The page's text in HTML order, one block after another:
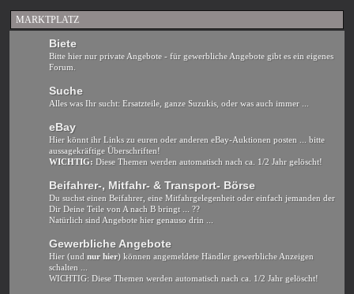
MARKTPLATZ
Biete
Bitte hier nur private Angebote - für gewerbliche Angebote gibt es ein eigenes
Forum.
Suche
Alles was Ihr sucht: Ersatzteile, ganze Suzukis, oder was auch immer ...
eBay
Hier könnt ihr Links zu euren oder anderen eBay-Auktionen posten ... bitte
aussagekräftige Überschriften!
WICHTIG: Diese Themen werden automatisch nach ca. 1/2 Jahr gelöscht!
Beifahrer-, Mitfahr- & Transport- Börse
Du suchst einen Beifahrer, eine Mitfahrgelegenheit oder einfach jemanden der
Dir Deine Teile von A nach B bringt ... ??
Natürlich sind Angebote hier genauso drin ...
Gewerbliche Angebote
Hier (und nur hier) können angemeldete Händler gewerbliche Anzeigen
schalten ...
WICHTIG: Diese Themen werden automatisch nach ca. 1/2 Jahr gelöscht!